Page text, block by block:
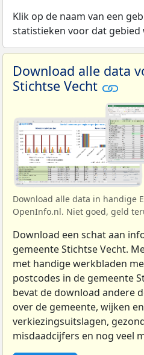
Klik op de naam van een
statistieken voor dat gebied
Download alle data
Stichtse Vecht
Download alle data in handige
OpenInfo.nl. Niet goed, geld
Download een schat aan
gemeente Stichtse Vecht.
met handige werkbladen
postcodes in de gemeente
bevat de download andere
over de gemeente, wijken
verkiezingsuitslagen,
misdaadcijfers en nog veel